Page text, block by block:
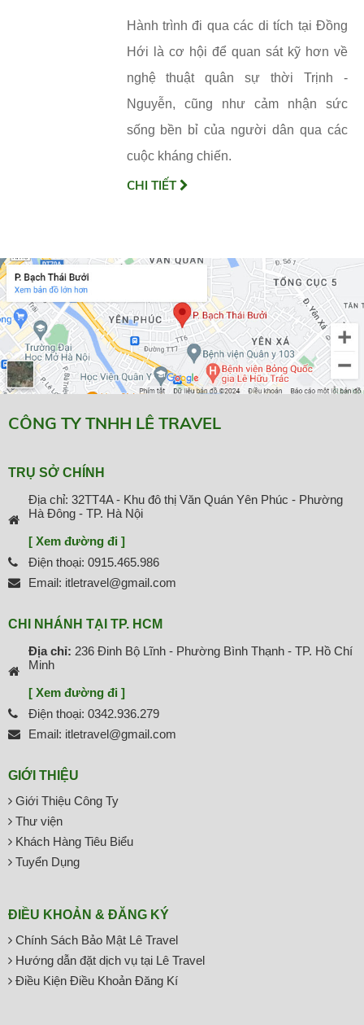
Hành trình đi qua các di tích tại Đồng
Hới là cơ hội để quan sát kỹ hơn về
nghệ thuật quân sự thời Trịnh -
Nguyễn, cũng như cảm nhận sức
sống bền bỉ của người dân qua các
cuộc kháng chiến.
CHI TIẾT
CÔNG TY TNHH LÊ TRAVEL
TRỤ SỞ CHÍNH
Địa chỉ: 32TT4A - Khu đô thị Văn Quán Yên Phúc - Phường
Hà Đông - TP. Hà Nội
[ Xem đường đi ]
Điện thoại: 0915.465.986
Email: itletravel@gmail.com
CHI NHÁNH TẠI TP. HCM
Địa chỉ: 236 Đinh Bộ Lĩnh - Phường Bình Thạnh - TP. Hồ Chí
Minh
[ Xem đường đi ]
Điện thoại: 0342.936.279
Email: itletravel@gmail.com
GIỚI THIỆU
Giới Thiệu Công Ty
Thư viện
Khách Hàng Tiêu Biểu
Tuyển Dụng
ĐIỀU KHOẢN & ĐĂNG KÝ
Chính Sách Bảo Mật Lê Travel
Hướng dẫn đặt dịch vụ tại Lê Travel
Điều Kiện Điều Khoản Đăng Kí